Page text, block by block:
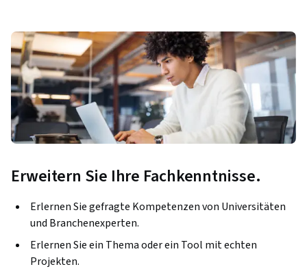
Erweitern Sie Ihre Fachkenntnisse.
Erlernen Sie gefragte Kompetenzen von Universitäten
und Branchenexperten.
Erlernen Sie ein Thema oder ein Tool mit echten
Projekten.